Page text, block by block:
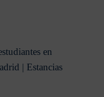
en
| Estancias